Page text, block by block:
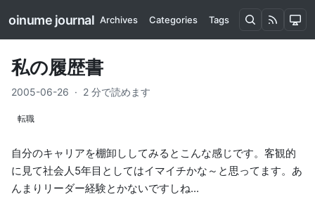
oinume journal Archives Categories Tags
私の履歴書
2005-06-26 · 2 分で読めます
転職
自分のキャリアを棚卸ししてみるとこんな感じです。客観的
に見て社会人5年目としてはイマイチかな～と思ってます。あ
んまりリーダー経験とかないですしね...